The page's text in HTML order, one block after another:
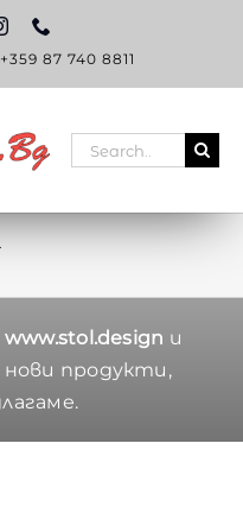
+359 87 740 8811
Search
for:
www.stol.design и
нови продукти,